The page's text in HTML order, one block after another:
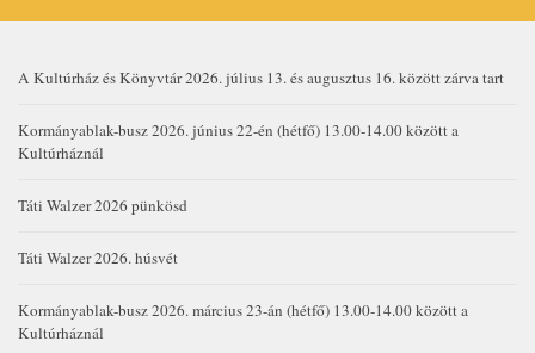
A Kultúrház és Könyvtár 2026. július 13. és augusztus 16. között zárva tart
Kormányablak-busz 2026. június 22-én (hétfő) 13.00-14.00 között a
Kultúrháznál
Táti Walzer 2026 pünkösd
Táti Walzer 2026. húsvét
Kormányablak-busz 2026. március 23-án (hétfő) 13.00-14.00 között a
Kultúrháznál